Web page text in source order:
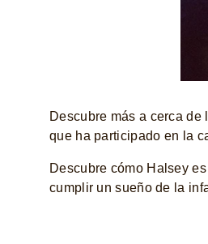
Descubre más a cerca de
que ha participado en la
Descubre cómo Halsey
cumplir un sueño de la